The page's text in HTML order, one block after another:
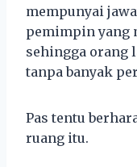
mempunyai
pemimpin yang
sehingga orang
tanpa banyak
Pas tentu
ruang itu.